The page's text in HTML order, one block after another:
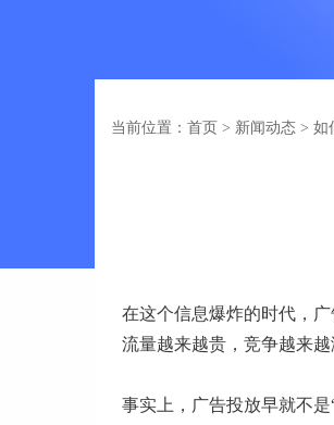
当前位置：首页 > 新闻动态 > 如
在这个信息爆炸的时代，
流量越来越贵，竞争越来
事实上，广告投放早就不